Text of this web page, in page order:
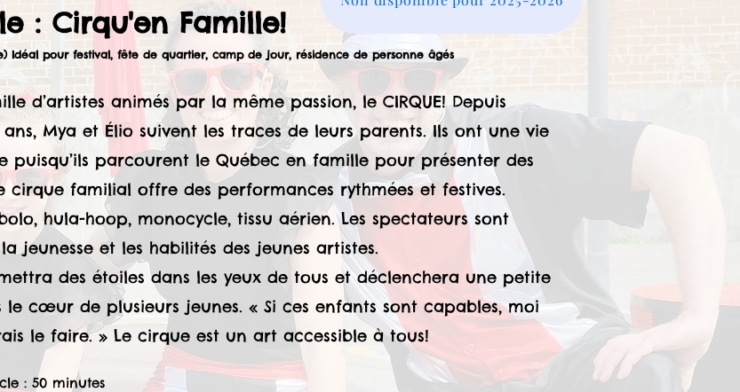
: Cirqu'en Famille!
Idéal pour festival, fête de quartier, camp de jour, résidence de personne âgés
d’artistes animés par la même passion, le CIRQUE! Depuis
Mya et Élio suivent les traces de leurs parents. Ils ont une vie
puisqu’ils parcourent le Québec en famille pour présenter des
cirque familial offre des performances rythmées et festives.
hula-hoop, monocycle, tissu aérien. Les spectateurs sont
jeunesse et les habilités des jeunes artistes.
des étoiles dans les yeux de tous et déclenchera une petite
le cœur de plusieurs jeunes. « Si ces enfants sont capables, moi
le faire. » Le cirque est un art accessible à tous!
: 50 minutes